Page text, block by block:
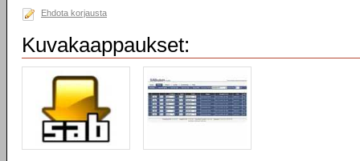
Ehdota korjausta
Kuvakaappaukset: